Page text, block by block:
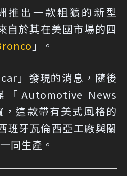
推出一款粗獷的新型
自於其在美國市場的四
」。
」發現的消息，隨後
Automotive News
這款帶有美式風格的
班牙瓦倫西亞工廠與關
同生產。